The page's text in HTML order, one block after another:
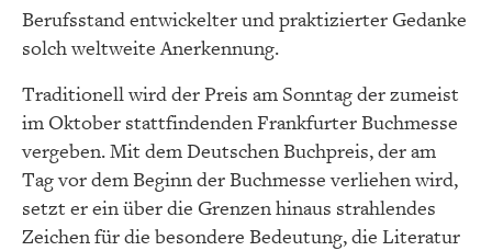
Berufsstand entwickelter und praktizierter Gedanke
solch weltweite Anerkennung.
Traditionell wird der Preis am Sonntag der zumeist
im Oktober stattfindenden Frankfurter Buchmesse
vergeben. Mit dem Deutschen Buchpreis, der am
Tag vor dem Beginn der Buchmesse verliehen wird,
setzt er ein über die Grenzen hinaus strahlendes
Zeichen für die besondere Bedeutung, die Literatur